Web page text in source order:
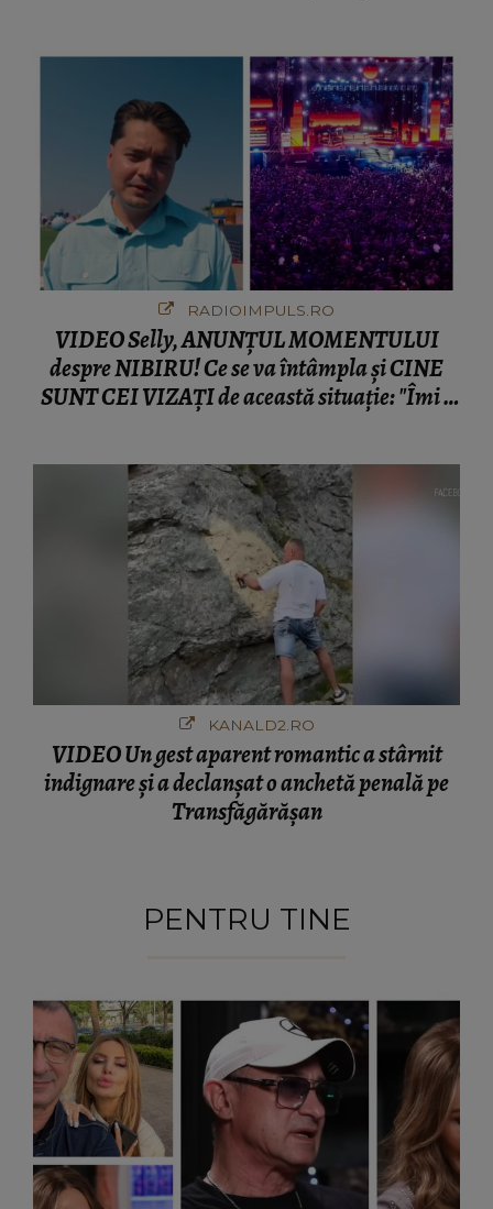
RADIOIMPULS.RO
VIDEO Selly, ANUNȚUL MOMENTULUI
despre NIBIRU! Ce se va întâmpla și CINE
SUNT CEI VIZAȚI de această situație: "Îmi e
KANALD2.RO
VIDEO Un gest aparent romantic a stârnit
indignare și a declanșat o anchetă penală pe
Transfăgărășan
PENTRU TINE